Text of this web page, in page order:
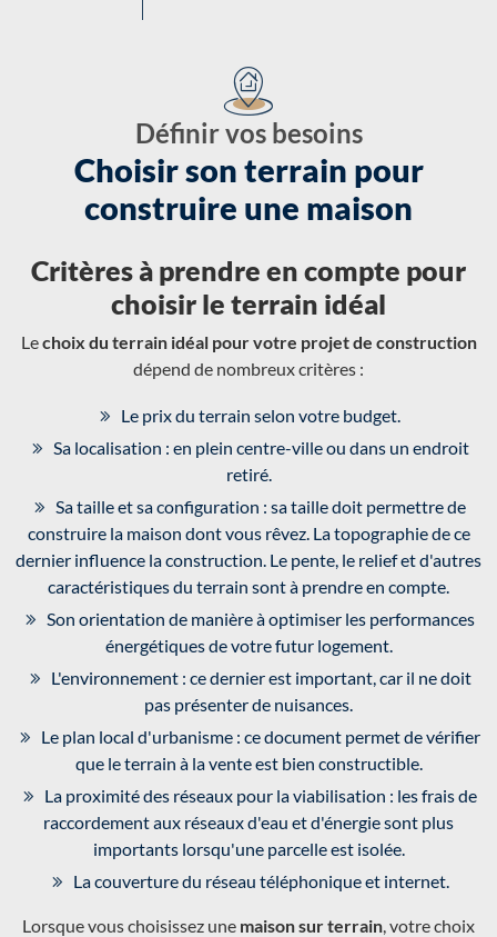
Définir vos besoins
Choisir son terrain pour
construire une maison
Critères à prendre en compte pour
choisir le terrain idéal
Lechoix du terrain idéal pour votre projet de construction
dépend de nombreux critères :
Le prix du terrain selon votre budget.
Sa localisation : en plein centre-ville ou dans un endroit
retiré.
Sa taille et sa configuration : sa taille doit permettre de
construire la maison dont vous rêvez. La topographie de ce
dernier influence la construction. Le pente, le relief et d'autres
caractéristiques du terrain sont à prendre en compte.
Son orientation de manière à optimiser les performances
énergétiques de votre futur logement.
L'environnement : ce dernier est important, car il ne doit
pas présenter de nuisances.
Le plan local d'urbanisme : ce document permet de vérifier
que le terrain à la vente est bien constructible.
La proximité des réseaux pour la viabilisation : les frais de
raccordement aux réseaux d'eau et d'énergie sont plus
importants lorsqu'une parcelle est isolée.
La couverture du réseau téléphonique et internet.
Lorsque vous choisissez une maison sur terrain , votre choix